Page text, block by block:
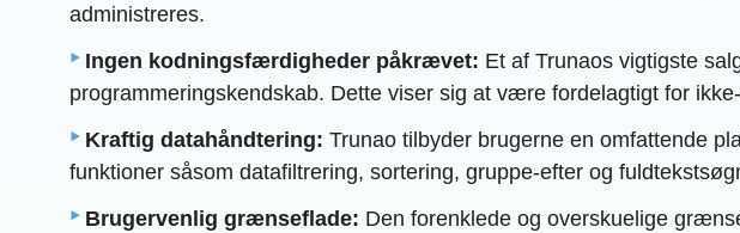
administreres.
Ingen kodningsfærdigheder påkrævet: Et af Trunaos vigtigste
programmeringskendskab. Dette viser sig at være fordelagtigt for
Kraftig datahåndtering: Trunao tilbyder brugerne en omfattende
funktioner såsom datafiltrering, sortering, gruppe-efter og
Brugervenlig grænseflade: Den forenklede og overskuelige